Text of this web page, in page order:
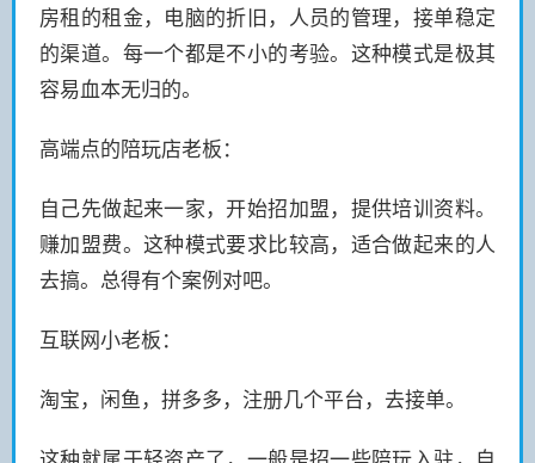
房租的租金，电脑的折旧，人员的管理，接单稳定
的渠道。每一个都是不小的考验。这种模式是极其
容易血本无归的。
高端点的陪玩店老板：
自己先做起来一家，开始招加盟，提供培训资料。
赚加盟费。这种模式要求比较高，适合做起来的人
去搞。总得有个案例对吧。
互联网小老板：
淘宝，闲鱼，拼多多，注册几个平台，去接单。